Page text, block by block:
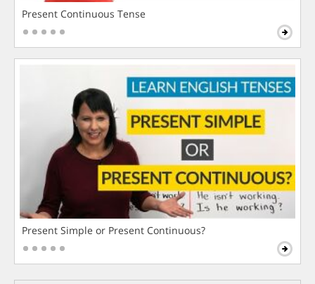
Present Continuous Tense
Present Simple or Present Continuous?